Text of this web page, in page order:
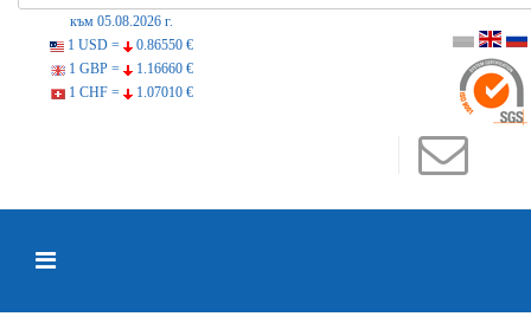
към 05.08.2026 г.
1 USD =
0.86550 €
1 GBP =
1.16660 €
1 CHF =
1.07010 €